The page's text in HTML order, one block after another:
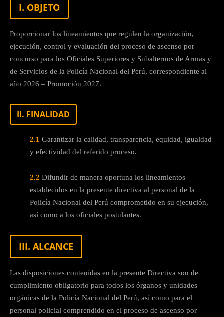
I. OBJETO
Proporcionar los lineamientos que regulen la organización,
ejecución, control y evaluación del proceso de ascenso por
concurso para los Oficiales Superiores y Subalternos de Armas y
de Servicios de la Policía Nacional del Perú, correspondiente al
año 2026 – Promoción 2027.
II. FINALIDAD
2.1 Garantizar la calidad, transparencia, equidad, igualdad
y efectividad del referido proceso.
2.2 Difundir de manera oportuna los lineamientos
establecidos en la presente directiva al personal de la
Policía Nacional del Perú comprometido en su ejecución,
así como a los oficiales postulantes.
III. ALCANCE
Las disposiciones contenidas en la presente Directiva son de
cumplimiento obligatorio para todos los órganos y unidades
orgánicas de la Policía Nacional del Perú, así como para el
personal policial comprendido en el proceso de ascenso por